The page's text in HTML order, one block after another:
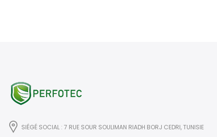
SIÉGÉ SOCIAL : 7 RUE SOUR SOULIMAN RIADH BORJ CEDRI, TUNISIE